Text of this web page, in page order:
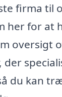
firma til
her for at
oversigt
du kan